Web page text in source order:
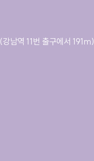
(강남역 11번 출구에서 191m)